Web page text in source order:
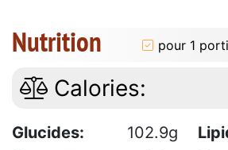
Nutrition pour 1
Calories:
Glucides: 102.9g